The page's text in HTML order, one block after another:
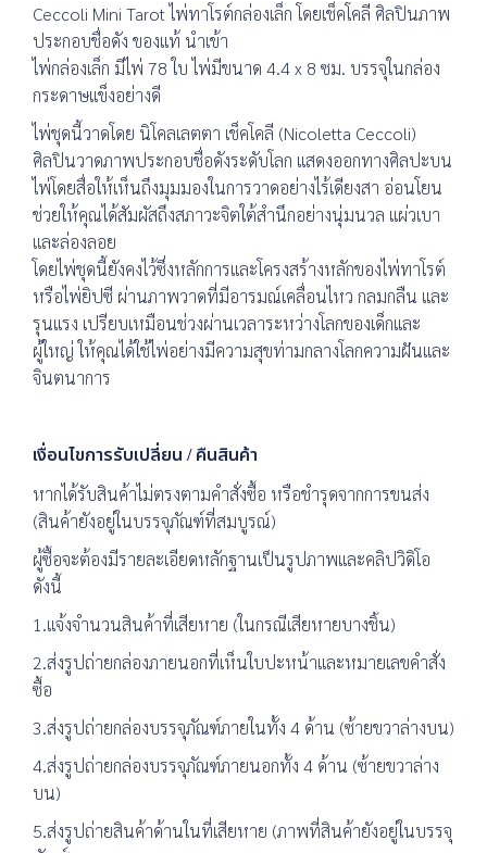
Ceccoli Mini Tarot ไพ่ทาโรต์กล่องเล็ก โดยเช็คโคลี ศิลปินภาพ
ประกอบชื่อดัง ของแท้ นำเข้า
ไพ่กล่องเล็ก มีไพ่ 78 ใบ ไพ่มีขนาด 4.4 x 8 ซม. บรรจุในกล่อง
กระดาษแข็งอย่างดี
ไพ่ชุดนี้วาดโดย นิโคลเลตตา เช็คโคลี (Nicoletta Ceccoli)
ศิลปินวาดภาพประกอบชื่อดังระดับโลก แสดงออกทางศิลปะบน
ไพ่โดยสื่อให้เห็นถึงมุมมองในการวาดอย่างไร้เดียงสา อ่อนโยน
ช่วยให้คุณได้สัมผัสถึงสภาวะจิตใต้สำนึกอย่างนุ่มนวล แผ่วเบา
และล่องลอย
โดยไพ่ชุดนี้ยังคงไว้ซึ่งหลักการและโครงสร้างหลักของไพ่ทาโรต์
หรือไพ่ยิปซี ผ่านภาพวาดที่มีอารมณ์เคลื่อนไหว กลมกลืน และ
รุนแรง เปรียบเหมือนช่วงผ่านเวลาระหว่างโลกของเด็กและ
ผู้ใหญ่ ให้คุณได้ใช้ไพ่อย่างมีความสุขท่ามกลางโลกความฝันและ
จินตนาการ
เงื่อนไขการรับเปลี่ยน / คืนสินค้า
หากได้รับสินค้าไม่ตรงตามคำสั่งซื้อ หรือชำรุดจากการขนส่ง
(สินค้ายังอยู่ในบรรจุภัณฑ์ที่สมบูรณ์)
ผู้ซื้อจะต้องมีรายละเอียดหลักฐานเป็นรูปภาพและคลิปวิดิโอ
ดังนี้
1.แจ้งจำนวนสินค้าที่เสียหาย (ในกรณีเสียหายบางชิ้น)
2.ส่งรูปถ่ายกล่องภายนอกที่เห็นใบปะหน้าและหมายเลขคำสั่ง
ซื้อ
3.ส่งรูปถ่ายกล่องบรรจุภัณฑ์ภายในทั้ง 4 ด้าน (ซ้ายขวาล่างบน)
4.ส่งรูปถ่ายกล่องบรรจุภัณฑ์ภายนอกทั้ง 4 ด้าน (ซ้ายขวาล่าง
บน)
5.ส่งรูปถ่ายสินค้าด้านในที่เสียหาย (ภาพที่สินค้ายังอยู่ในบรรจุ